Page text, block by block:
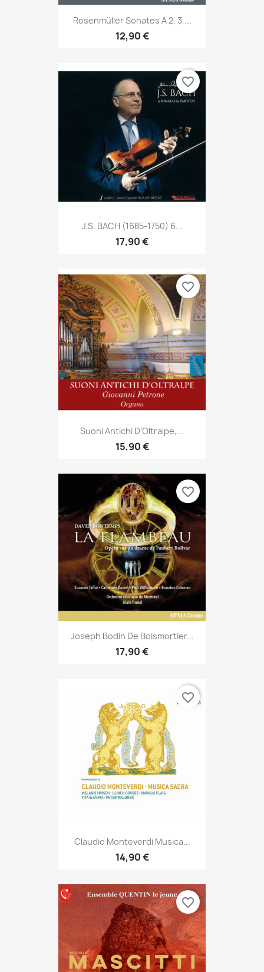
Rosenmüller Sonates A 2, 3,...
12,90 €
J.S. BACH (1685-1750) 6...
17,90 €
favorite_border
Suoni Antichi D’Oltralpe,...
15,90 €
favorite_border
Joseph Bodin De Boismortier...
17,90 €
favorite_border
Claudio Monteverdi Musica...
14,90 €
favorite_border
favorite_border